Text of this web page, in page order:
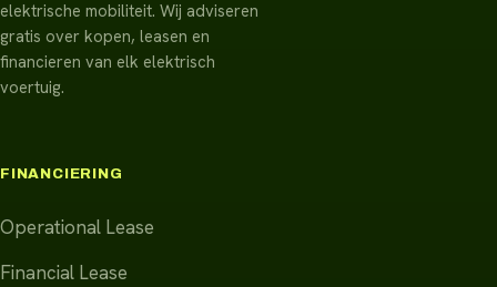
elektrische mobiliteit. Wij adviseren
gratis over kopen, leasen en
financieren van elk elektrisch
voertuig.
FINANCIERING
Operational Lease
Financial Lease